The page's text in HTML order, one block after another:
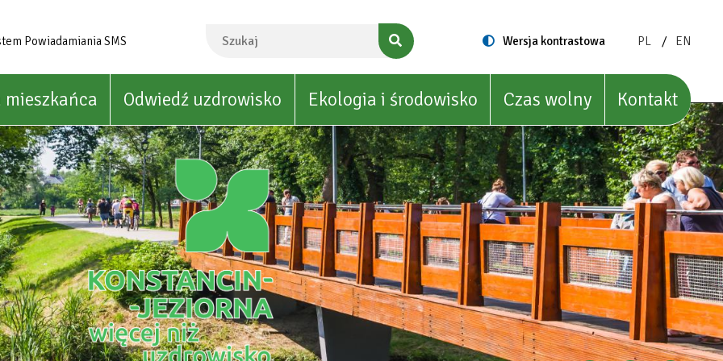
Powiadamiania SMS
Switch
Wersja kontrastowa
ZMIEŃ
POLISH
PL
ZMIEŃ
ENGLISH
EN
mieszkańca Odwiedź uzdrowisko Ekologia i środowisko Czas wolny Kontakt